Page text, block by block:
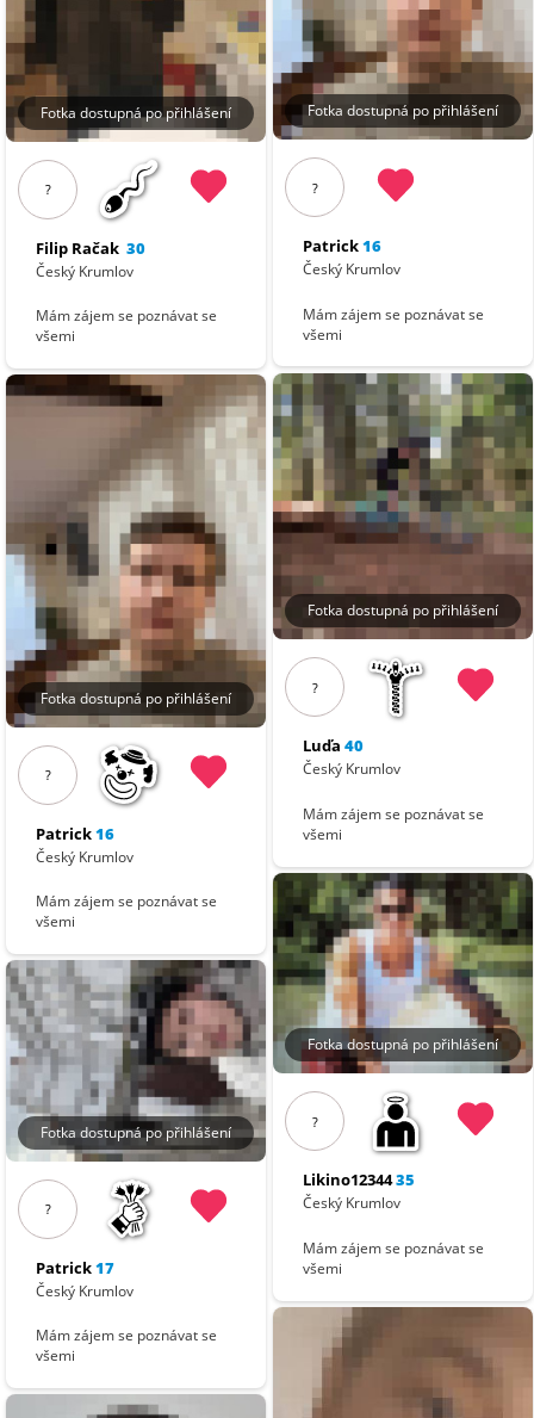
Fotka dostupná po přihlášení
?
Filip Račak 30
Český Krumlov
Mám zájem se poznávat se
všemi
Fotka dostupná po přihlášení
?
Patrick16
Český Krumlov
Mám zájem se poznávat se
všemi
Fotka dostupná po přihlášení
?
Patrick17
Český Krumlov
Mám zájem se poznávat se
všemi
Fotka dostupná po přihlášení
?
Patrick16
Český Krumlov
Mám zájem se poznávat se
všemi
Fotka dostupná po přihlášení
?
Luďa 40
Český Krumlov
Mám zájem se poznávat se
všemi
Fotka dostupná po přihlášení
?
Likino1234435
Český Krumlov
Mám zájem se poznávat se
všemi